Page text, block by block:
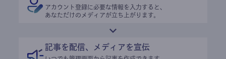
アカウント登録に必要な情報を入力すると、
あなただけのメディアが立ち上がります。
記事を配信、メディアを宣伝